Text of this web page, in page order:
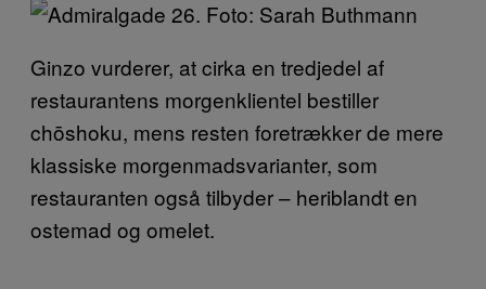
Ginzo vurderer, at cirka en tredjedel af
restaurantens morgenklientel bestiller
chōshoku, mens resten foretrækker de mere
klassiske morgenmadsvarianter, som
restauranten også tilbyder – heriblandt en
ostemad og omelet.